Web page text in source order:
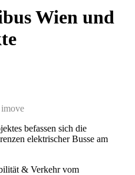
Wien und
befassen sich die
elektrischer Busse am
& Verkehr vom